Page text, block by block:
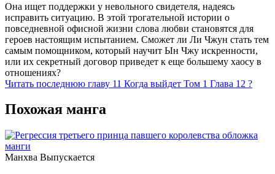
Она ищет поддержки у невольного свидетеля, надеясь
исправить ситуацию. В этой трогательной истории о
повседневной офисной жизни слова любви становятся для
героев настоящим испытанием. Сможет ли Ли Чжун стать тем
самым помощником, который научит Ын Чжу искренности,
или их секретный договор приведет к еще большему хаосу в
отношениях?
Читать последнюю главу 11 Когда выйдет Том 1 Глава 12 ?
Похожая манга
Манхва Выпускается